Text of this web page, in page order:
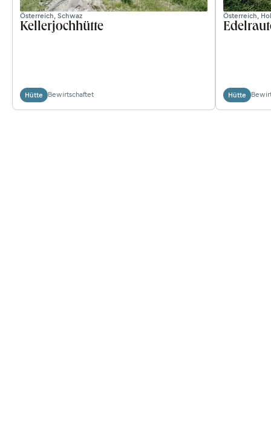
Österreich, Schwaz
Kellerjochhütte
Hütte Bewirtschaftet
Österreich,
Hütte